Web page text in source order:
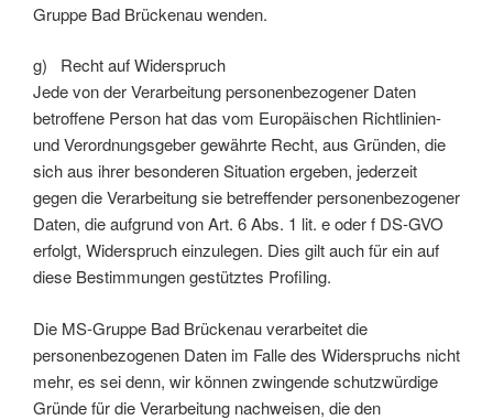
Gruppe Bad Brückenau wenden.
g) Recht auf Widerspruch
Jede von der Verarbeitung personenbezogener Daten
betroffene Person hat das vom Europäischen Richtlinien-
und Verordnungsgeber gewährte Recht, aus Gründen, die
sich aus ihrer besonderen Situation ergeben, jederzeit
gegen die Verarbeitung sie betreffender personenbezogener
Daten, die aufgrund von Art. 6 Abs. 1 lit. e oder f DS-GVO
erfolgt, Widerspruch einzulegen. Dies gilt auch für ein auf
diese Bestimmungen gestütztes Profiling.
Die MS-Gruppe Bad Brückenau verarbeitet die
personenbezogenen Daten im Falle des Widerspruchs nicht
mehr, es sei denn, wir können zwingende schutzwürdige
Gründe für die Verarbeitung nachweisen, die den